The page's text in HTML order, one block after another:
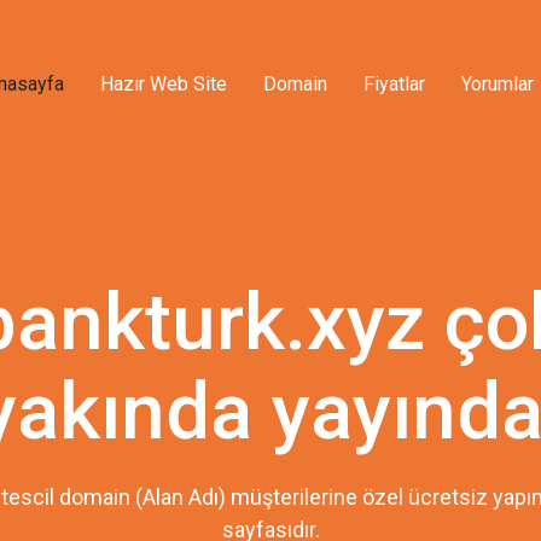
Hazır Web Site Domain Fiyatlar Yorumlar
domain (Alan Adı) müşterilerine özel ücretsiz
sayfasıdır.